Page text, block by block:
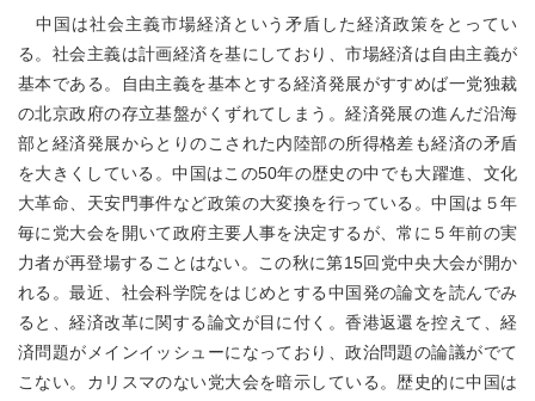
中国は社会主義市場経済という矛盾した経済政策をとってい
る。社会主義は計画経済を基にしており、市場経済は自由主義が
基本である。自由主義を基本とする経済発展がすすめば一党独裁
の北京政府の存立基盤がくずれてしまう。経済発展の進んだ沿海
部と経済発展からとりのこされた内陸部の所得格差も経済の矛盾
を大きくしている。中国はこの50年の歴史の中でも大躍進、文化
大革命、天安門事件など政策の大変換を行っている。中国は５年
毎に党大会を開いて政府主要人事を決定するが、常に５年前の実
力者が再登場することはない。この秋に第15回党中央大会が開か
れる。最近、社会科学院をはじめとする中国発の論文を読んでみ
ると、経済改革に関する論文が目に付く。香港返還を控えて、経
済問題がメインイッシューになっており、政治問題の論議がでて
こない。カリスマのない党大会を暗示している。歴史的に中国は